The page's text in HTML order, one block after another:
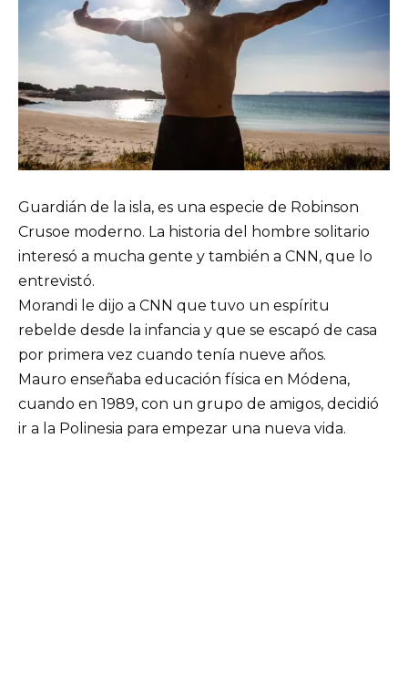
Guardián de la isla, es una especie de Robinson
Crusoe moderno. La historia del hombre solitario
interesó a mucha gente y también a CNN, que lo
entrevistó.
Morandi le dijo a CNN que tuvo un espíritu
rebelde desde la infancia y que se escapó de casa
por primera vez cuando tenía nueve años.
Mauro enseñaba educación física en Módena,
cuando en 1989, con un grupo de amigos, decidió
ir a la Polinesia para empezar una nueva vida.